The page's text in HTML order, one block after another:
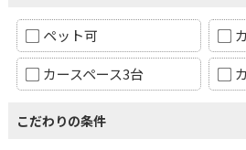
ペット可
カースペース3台
こだわりの条件